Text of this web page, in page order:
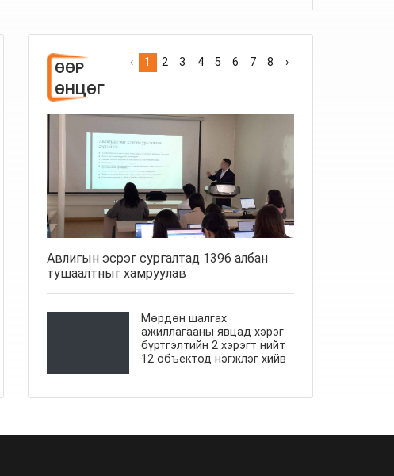
ӨӨР
ӨНЦӨГ
‹ 1 2 3 4 5 6 7 8 ›
Авлигын эсрэг сургалтад 1396 албан
тушаалтныг хамруулав
Мөрдөн шалгах
ажиллагааны явцад хэрэг
бүртгэлтийн 2 хэрэгт нийт
12 объектод нэгжлэг хийв